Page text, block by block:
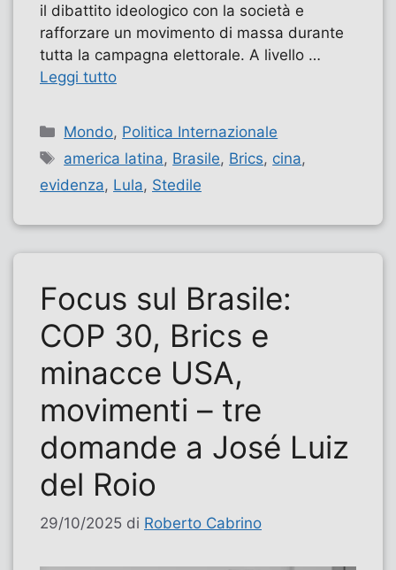
il dibattito ideologico con la società e
rafforzare un movimento di massa durante
tutta la campagna elettorale. A livello …
Leggi tutto
Categorie
Mondo, Politica Internazionale
Tag
america latina, Brasile, Brics, cina,
evidenza, Lula, Stedile
Focus sul Brasile:
COP 30, Brics e
minacce USA,
movimenti – tre
domande a José Luiz
del Roio
29/10/2025 di Roberto Cabrino